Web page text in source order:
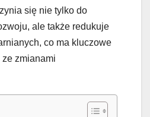
się nie tylko do
ale także redukuje
co ma kluczowe
zmianami